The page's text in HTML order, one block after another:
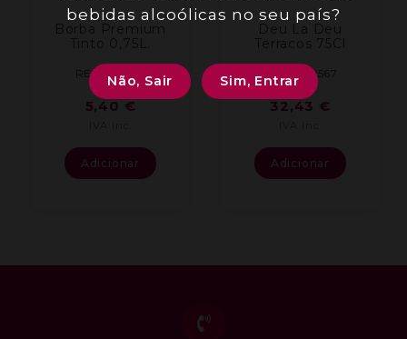
Borba Premium
Tinto 0,75L.
REF: 001199
5,40 €
Adicionar
Deu La Deu
Terracos 75Cl
REF: 002567
32,43 €
Adicionar
bebidas alcoólicas no seu país?
Não, Sair Sim, Entrar